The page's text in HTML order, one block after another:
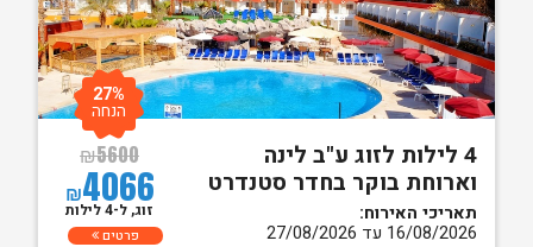
4 לילות לזוג ע"ב לינה
וארוחת בוקר בחדר סטנדרט
תאריכי האירוח:
16/08/2026 עד 27/08/2026
₪5600
₪4066
27%
הנחה
זוג, ל-4 לילות
פרטים